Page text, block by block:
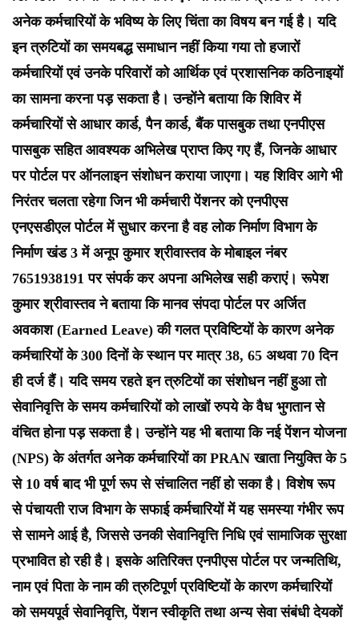
अनेक कर्मचारियों के भविष्य के लिए चिंता का विषय बन गई है। यदि
इन त्रुटियों का समयबद्ध समाधान नहीं किया गया तो हजारों
कर्मचारियों एवं उनके परिवारों को आर्थिक एवं प्रशासनिक कठिनाइयों
का सामना करना पड़ सकता है। उन्होंने बताया कि शिविर में
कर्मचारियों से आधार कार्ड, पैन कार्ड, बैंक पासबुक तथा एनपीएस
पासबुक सहित आवश्यक अभिलेख प्राप्त किए गए हैं, जिनके आधार
पर पोर्टल पर ऑनलाइन संशोधन कराया जाएगा। यह शिविर आगे भी
निरंतर चलता रहेगा जिन भी कर्मचारी पेंशनर को एनपीएस
एनएसडीएल पोर्टल में सुधार करना है वह लोक निर्माण विभाग के
निर्माण खंड 3 में अनूप कुमार श्रीवास्तव के मोबाइल नंबर
7651938191 पर संपर्क कर अपना अभिलेख सही कराएं। रूपेश
कुमार श्रीवास्तव ने बताया कि मानव संपदा पोर्टल पर अर्जित
अवकाश (Earned Leave) की गलत प्रविष्टियों के कारण अनेक
कर्मचारियों के 300 दिनों के स्थान पर मात्र 38, 65 अथवा 70 दिन
ही दर्ज हैं। यदि समय रहते इन त्रुटियों का संशोधन नहीं हुआ तो
सेवानिवृत्ति के समय कर्मचारियों को लाखों रुपये के वैध भुगतान से
वंचित होना पड़ सकता है। उन्होंने यह भी बताया कि नई पेंशन योजना
(NPS) के अंतर्गत अनेक कर्मचारियों का PRAN खाता नियुक्ति के 5
से 10 वर्ष बाद भी पूर्ण रूप से संचालित नहीं हो सका है। विशेष रूप
से पंचायती राज विभाग के सफाई कर्मचारियों में यह समस्या गंभीर रूप
से सामने आई है, जिससे उनकी सेवानिवृत्ति निधि एवं सामाजिक सुरक्षा
प्रभावित हो रही है। इसके अतिरिक्त एनपीएस पोर्टल पर जन्मतिथि,
नाम एवं पिता के नाम की त्रुटिपूर्ण प्रविष्टियों के कारण कर्मचारियों
को समयपूर्व सेवानिवृत्ति, पेंशन स्वीकृति तथा अन्य सेवा संबंधी देयकों